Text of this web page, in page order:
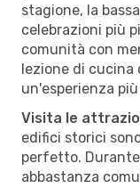
stagione, la
celebrazioni più
comunità con
lezione di cucina
un'esperienza
Visita le
edifici storici
perfetto.
abbastanza